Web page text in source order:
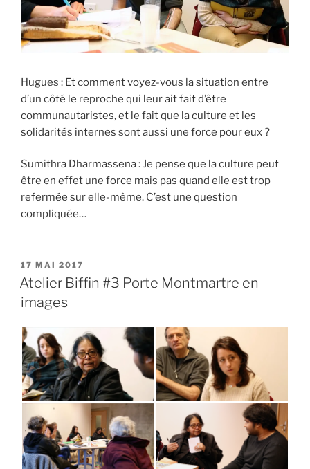
Hugues : Et comment voyez-vous la situation entre
d’un côté le reproche qui leur ait fait d’être
communautaristes, et le fait que la culture et les
solidarités internes sont aussi une force pour eux ?
Sumithra Dharmassena : Je pense que la culture peut
être en effet une force mais pas quand elle est trop
refermée sur elle-même. C’est une question
compliquée…
PUBLIÉ
LE
17 MAI 2017
Atelier Biffin #3 Porte Montmartre en
images